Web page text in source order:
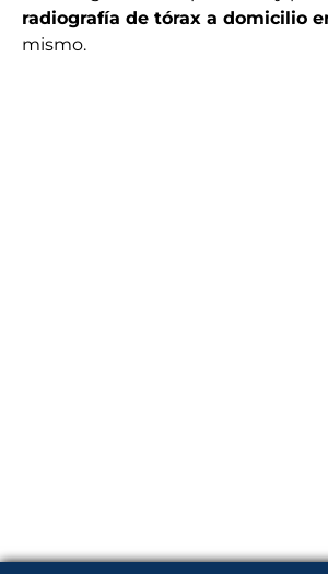
radiografía de tórax a domicilio
mismo.